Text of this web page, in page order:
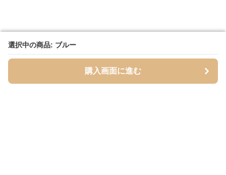
選択中の商品: ブルー
購入画面に進む
選択中の商品: ブルー
購入画面に進む